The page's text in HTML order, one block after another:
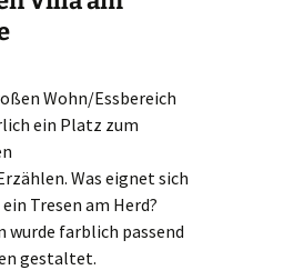
Wohn/Essbereich
ein Platz zum
Was eignet sich
Tresen am Herd?
wurde farblich passend
gestaltet.